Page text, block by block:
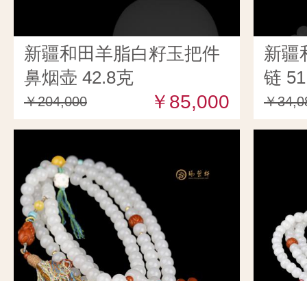
新疆和田羊脂白籽玉把件
鼻烟壶 42.8克
￥204,000 ￥85,000
新疆
链
￥